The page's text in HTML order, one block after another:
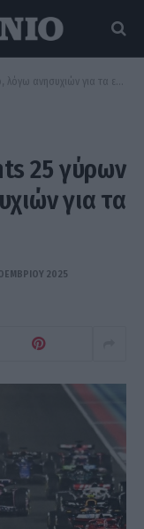
ανησυχιών για τα ελαστικά
25 γύρων
για τα
2025